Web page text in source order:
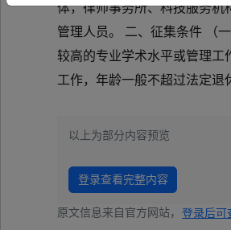
体，律师事务所、科技服务机
管理人员。 二、征集条件 （
较高的专业学术水平或管理工
工作，年龄一般不超过法定退
以上为部分内容预览
登录查看完整内容
原文信息来自官方网站， 登录后可